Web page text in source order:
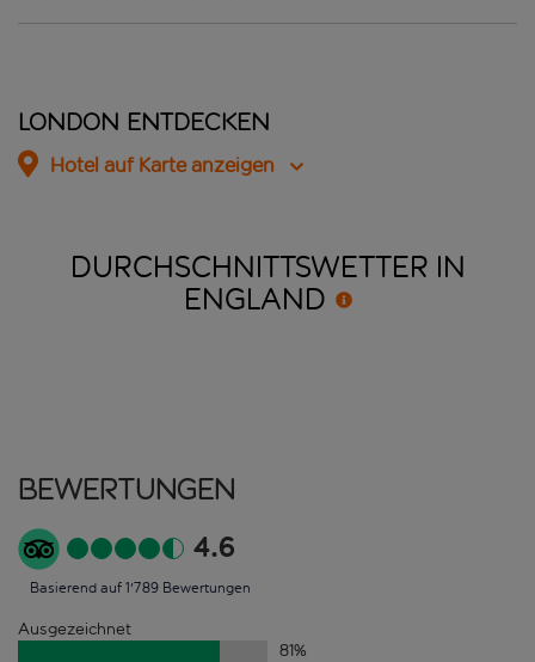
London entdecken
Hotel auf Karte anzeigen
DURCHSCHNITTSWETTER IN
ENGLAND
Bewertungen
4.6
Basierend auf 1'789 Bewertungen
Ausgezeichnet
81%